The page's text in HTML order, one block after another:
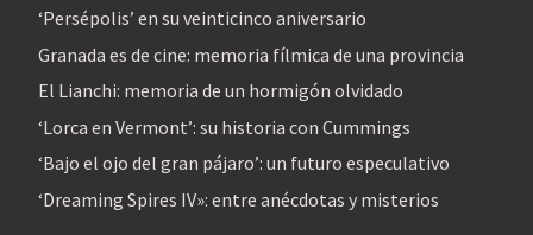
‘Persépolis’ en su veinticinco aniversario
Granada es de cine: memoria fílmica de una provincia
El Lianchi: memoria de un hormigón olvidado
‘Lorca en Vermont’: su historia con Cummings
‘Bajo el ojo del gran pájaro’: un futuro especulativo
‘Dreaming Spires IV»: entre anécdotas y misterios